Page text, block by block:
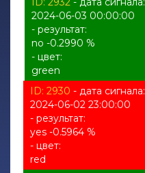
2024-06-03 00:00:00
- результат:
no -0.2990 %
- цвет:
green
ID: 2930 - дата сигнала:
2024-06-02 23:00:00
- результат:
yes -0.5964 %
- цвет:
red